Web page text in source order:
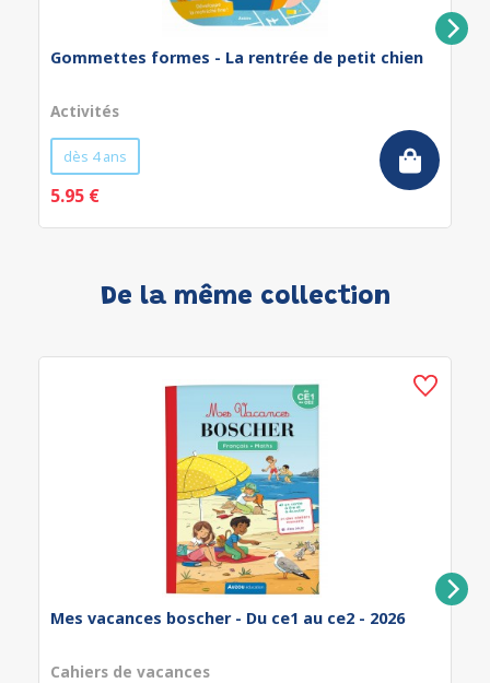
Gommettes formes - La rentrée de petit chien
Activités
dès 4 ans
5.95 €
De la même collection
Mes vacances boscher - Du ce1 au ce2 - 2026
Cahiers de vacances